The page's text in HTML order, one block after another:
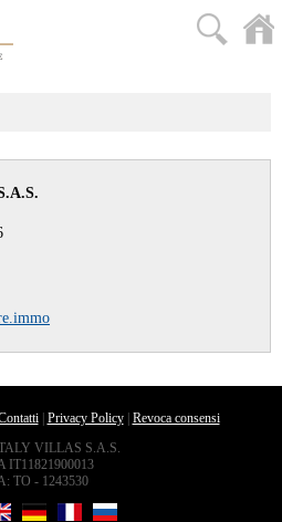
| Privacy Policy| Revoca consensi
VILLAS S.A.S.
IT11821900013
TO - 1243530